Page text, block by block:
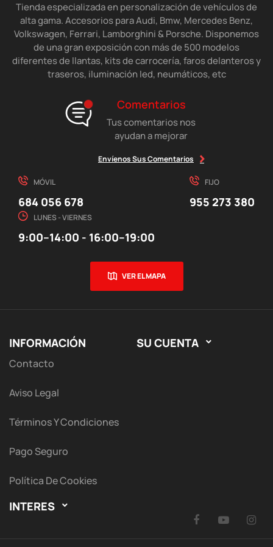
Tienda especializada en personalización de vehículos de
alta gama. Accesorios para Audi, Bmw, Mercedes Benz,
Volkswagen, Ferrari, Lamborghini & Porsche. Disponemos
de una gran exposición con más de 500 modelos
diferentes de llantas, kits de carrocería, faros delanteros y
traseros, iluminación led, neumáticos, etc
Comentarios
Tus comentarios nos
ayudan a mejorar
Envíenos Sus Comentarios
MÓVIL
684 056 678
FIJO
955 273 380
LUNES - VIERNES
9:00–14:00 - 16:00–19:00
VER EL MAPA
INFORMACIÓN
Contacto
Aviso Legal
Términos Y Condiciones
Pago Seguro
Política De Cookies
SU CUENTA 
INTERES 
Facebook